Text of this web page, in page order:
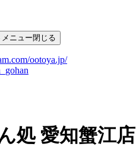
ニュー閉じる
ootoya.jp/
処 愛知蟹江店